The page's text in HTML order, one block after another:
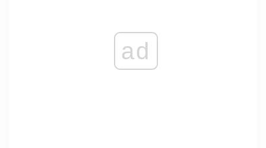
ad